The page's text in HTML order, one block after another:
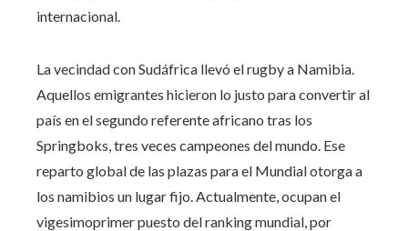
internacional.
La vecindad con Sudáfrica llevó el rugby a Namibia.
Aquellos emigrantes hicieron lo justo para convertir al
país en el segundo referente africano tras los
Springboks, tres veces campeones del mundo. Ese
reparto global de las plazas para el Mundial otorga a
los namibios un lugar fijo. Actualmente, ocupan el
vigesimoprimer puesto del ranking mundial, por